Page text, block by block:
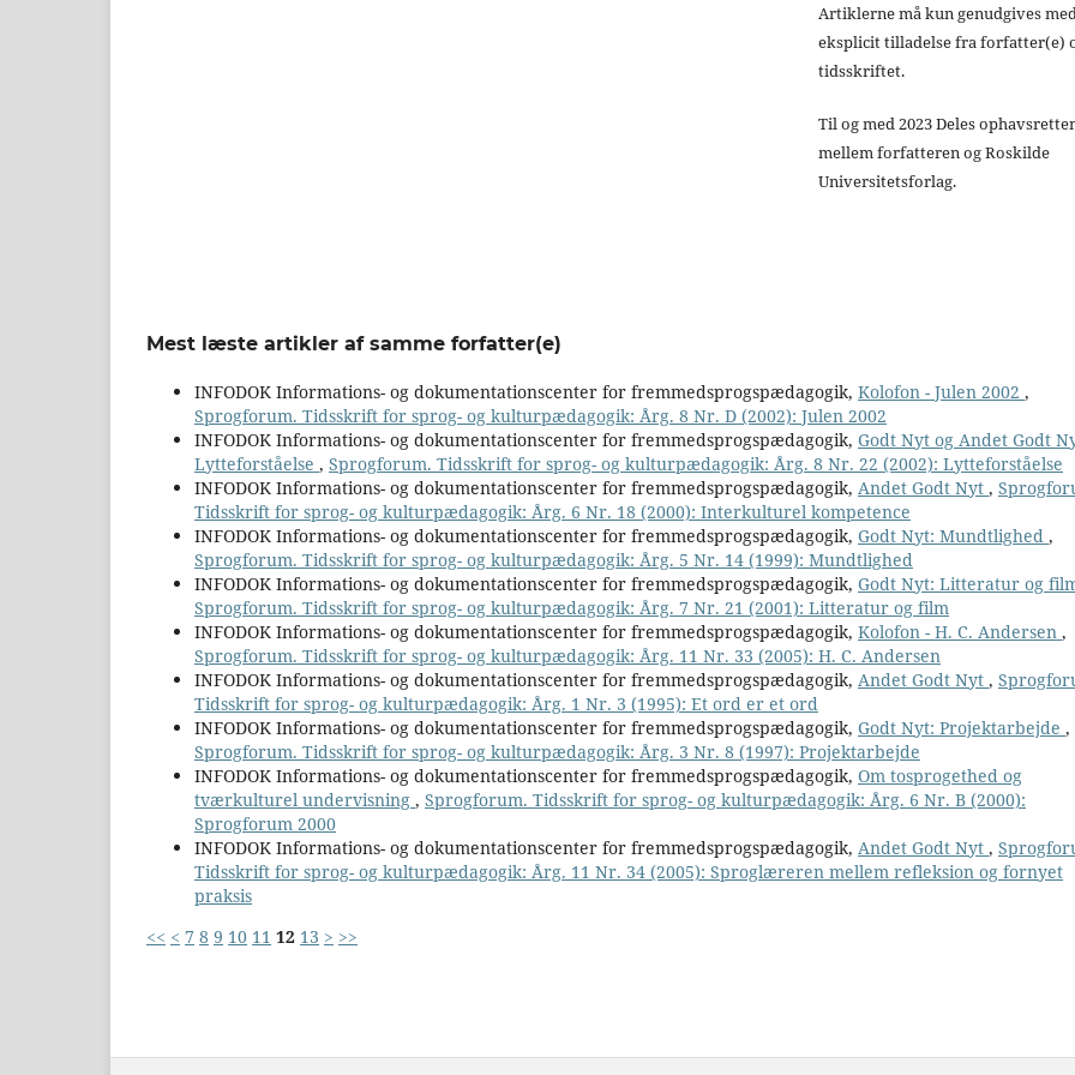
Artiklerne må kun genudgives
eksplicit tilladelse fra forfatter(e)
tidsskriftet.
Til og med 2023 Deles
mellem forfatteren og Roskilde
Universitetsforlag.
Mest læste artikler af samme forfatter(e)
INFODOK Informations- og dokumentationscenter for fremmedsprogspædagogik, Kolofon - Julen 2002 ,
Sprogforum. Tidsskrift for sprog- og kulturpædagogik: Årg. 8 Nr. D (2002): Julen 2002
INFODOK Informations- og dokumentationscenter for fremmedsprogspædagogik, Godt Nyt og Andet Godt
Lytteforståelse , Sprogforum. Tidsskrift for sprog- og kulturpædagogik: Årg. 8 Nr. 22 (2002): Lytteforståelse
INFODOK Informations- og dokumentationscenter for fremmedsprogspædagogik, Andet Godt Nyt ,
Tidsskrift for sprog- og kulturpædagogik: Årg. 6 Nr. 18 (2000): Interkulturel kompetence
INFODOK Informations- og dokumentationscenter for fremmedsprogspædagogik, Godt Nyt: Mundtlighed ,
Sprogforum. Tidsskrift for sprog- og kulturpædagogik: Årg. 5 Nr. 14 (1999): Mundtlighed
INFODOK Informations- og dokumentationscenter for fremmedsprogspædagogik, Godt Nyt: Litteratur og
Sprogforum. Tidsskrift for sprog- og kulturpædagogik: Årg. 7 Nr. 21 (2001): Litteratur og film
INFODOK Informations- og dokumentationscenter for fremmedsprogspædagogik, Kolofon - H. C. Andersen ,
Sprogforum. Tidsskrift for sprog- og kulturpædagogik: Årg. 11 Nr. 33 (2005): H. C. Andersen
INFODOK Informations- og dokumentationscenter for fremmedsprogspædagogik, Andet Godt Nyt ,
Tidsskrift for sprog- og kulturpædagogik: Årg. 1 Nr. 3 (1995): Et ord er et ord
INFODOK Informations- og dokumentationscenter for fremmedsprogspædagogik, Godt Nyt: Projektarbejde ,
Sprogforum. Tidsskrift for sprog- og kulturpædagogik: Årg. 3 Nr. 8 (1997): Projektarbejde
INFODOK Informations- og dokumentationscenter for fremmedsprogspædagogik, Om tosprogethed og
tværkulturel undervisning , Sprogforum. Tidsskrift for sprog- og kulturpædagogik: Årg. 6 Nr. B (2000):
Sprogforum 2000
INFODOK Informations- og dokumentationscenter for fremmedsprogspædagogik, Andet Godt Nyt ,
Tidsskrift for sprog- og kulturpædagogik: Årg. 11 Nr. 34 (2005): Sproglæreren mellem refleksion og fornyet
praksis
<< < 7 8 9 10 11 12 13 > >>